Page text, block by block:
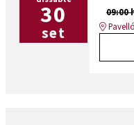
30
set
09:00